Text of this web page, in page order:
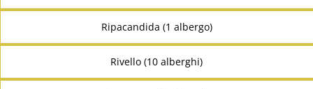
Ripacandida (1 albergo)
Rivello (10 alberghi)